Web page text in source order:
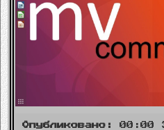
Опубликовано: 00:00